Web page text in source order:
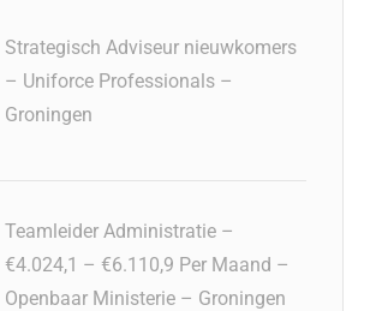
Strategisch Adviseur nieuwkomers
– Uniforce Professionals –
Groningen
Teamleider Administratie –
€4.024,1 – €6.110,9 Per Maand –
Openbaar Ministerie – Groningen